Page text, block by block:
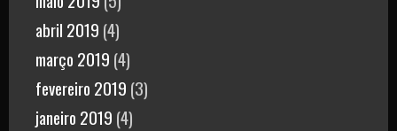
abril 2019 (4)
março 2019 (4)
fevereiro 2019 (3)
janeiro 2019 (4)